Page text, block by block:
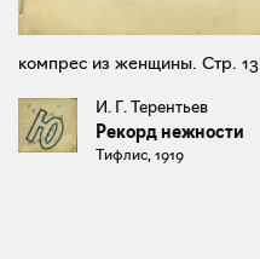
компрес из женщины. Стр. 13
И. Г. Терентьев
Рекорд нежности
Тифлис, 1919